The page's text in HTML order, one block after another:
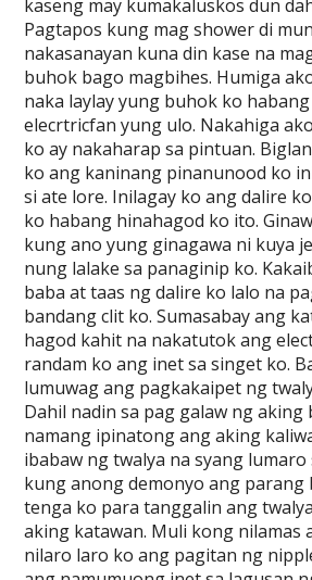
kaseng may kumakaluskos dun
Pagtapos kung mag shower di
nakasanayan kuna din kase na
buhok bago magbihes. Humiga
naka laylay yung buhok ko
elecrtricfan yung ulo. Nakahiga
ko ay nakaharap sa pintuan.
ko ang kaninang pinanunood ko
si ate lore. Inilagay ko ang dalire
ko habang hinahagod ko ito.
kung ano yung ginagawa ni kuya
nung lalake sa panaginip ko.
baba at taas ng dalire ko lalo na
bandang clit ko. Sumasabay ang
hagod kahit na nakatutok ang
randam ko ang inet sa singet ko.
lumuwag ang pagkakaipet ng
Dahil nadin sa pag galaw ng aking
namang ipinatong ang aking
ibabaw ng twalya na syang lumaro
kung anong demonyo ang parang
tenga ko para tanggalin ang
aking katawan. Muli kong nilamas
nilaro laro ko ang pagitan ng